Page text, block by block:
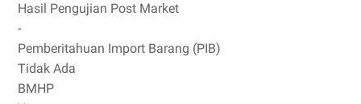
Hasil Pengujian Post Market
-
Pemberitahuan Import Barang (PIB)
Tidak Ada
BMHP